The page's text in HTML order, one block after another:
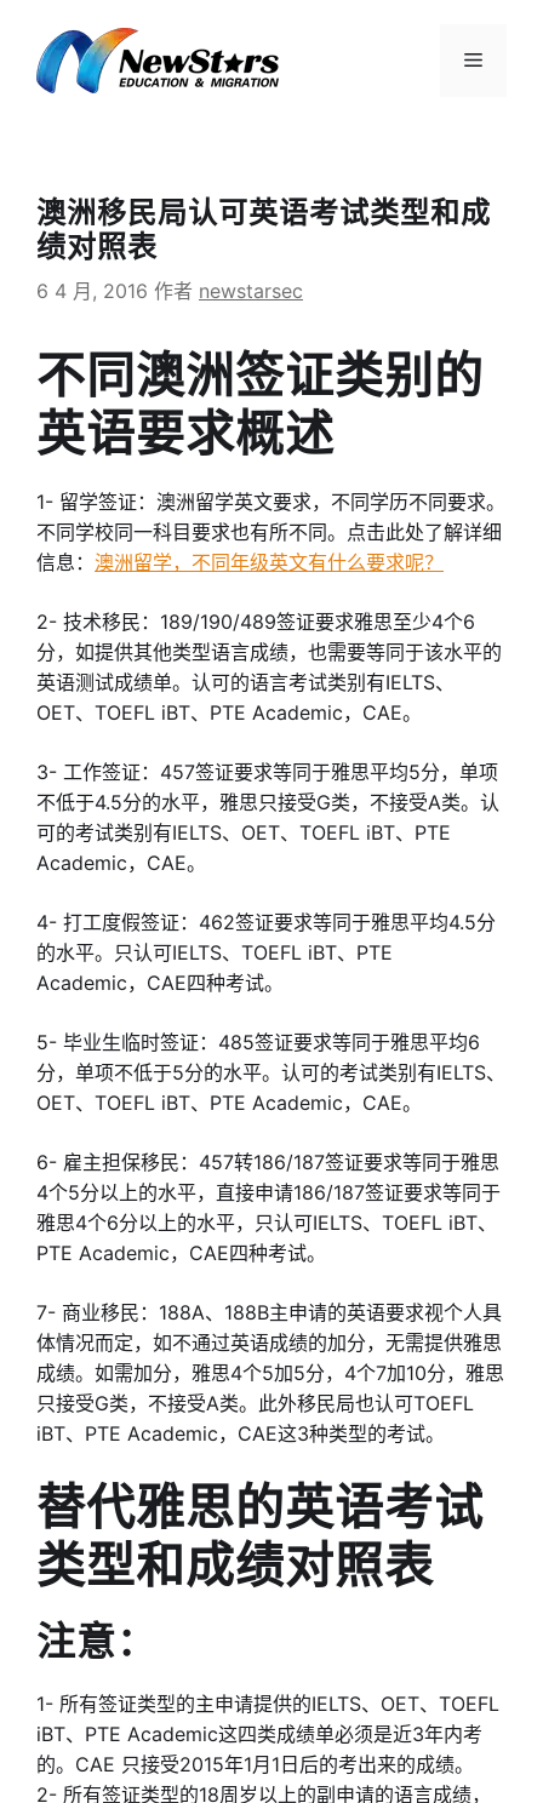
菜
澳洲移民局认可英语考试类型和成
绩对照表
6 4 月, 2016 作者 newstarsec
不同澳洲签证类别的
英语要求概述
1- 留学签证：澳洲留学英文要求，不同学历不同要求。
不同学校同一科目要求也有所不同。点击此处了解详细
信息： 澳洲留学，不同年级英文有什么要求呢？
2- 技术移民：189/190/489签证要求雅思至少4个6
分，如提供其他类型语言成绩，也需要等同于该水平的
英语测试成绩单。认可的语言考试类别有IELTS、
OET、TOEFL iBT、PTE Academic，CAE。
3- 工作签证：457签证要求等同于雅思平均5分，单项
不低于4.5分的水平，雅思只接受G类，不接受A类。认
可的考试类别有IELTS、OET、TOEFL iBT、PTE
Academic，CAE。
4- 打工度假签证：462签证要求等同于雅思平均4.5分
的水平。只认可IELTS、TOEFL iBT、PTE
Academic，CAE四种考试。
5- 毕业生临时签证：485签证要求等同于雅思平均6
分，单项不低于5分的水平。认可的考试类别有IELTS、
OET、TOEFL iBT、PTE Academic，CAE。
6- 雇主担保移民：457转186/187签证要求等同于雅思
4个5分以上的水平，直接申请186/187签证要求等同于
雅思4个6分以上的水平，只认可IELTS、TOEFL iBT、
PTE Academic，CAE四种考试。
7- 商业移民：188A、188B主申请的英语要求视个人具
体情况而定，如不通过英语成绩的加分，无需提供雅思
成绩。如需加分，雅思4个5加5分，4个7加10分，雅思
只接受G类，不接受A类。此外移民局也认可TOEFL
iBT、PTE Academic，CAE这3种类型的考试。
替代雅思的英语考试
类型和成绩对照表
注意：
1- 所有签证类型的主申请提供的IELTS、OET、TOEFL
iBT、PTE Academic这四类成绩单必须是近3年内考
的。CAE 只接受2015年1月1日后的考出来的成绩。
2- 所有签证类型的18周岁以上的副申请的语言成绩，